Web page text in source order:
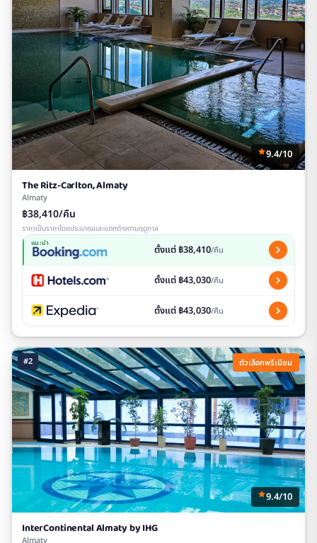
9.4/10
The Ritz-Carlton, Almaty
Almaty
฿38,410/คืน
ราคาเป็นราคาโดยประมาณและแตกต่างตามฤดูกาล
แนะนำ ตั้งแต่ ฿38,410/คืน
ตั้งแต่ ฿43,030/คืน
ตั้งแต่ ฿43,030/คืน
#2 ตัวเลือกพรีเมียม
9.4/10
InterContinental Almaty by IHG
Almaty